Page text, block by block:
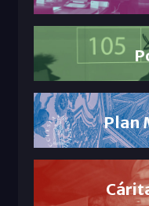
Plan